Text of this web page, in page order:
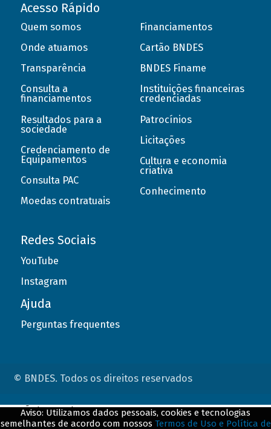
Acesso Rápido
Quem somos
Onde atuamos
Transparência
Consulta a
financiamentos
Resultados para a
sociedade
Credenciamento de
Equipamentos
Consulta PAC
Moedas contratuais
Financiamentos
Cartão BNDES
BNDES Finame
Instituições financeiras
credenciadas
Patrocínios
Licitações
Cultura e economia
criativa
Conhecimento
Redes Sociais
YouTube
Instagram
Ajuda
Perguntas frequentes
© BNDES. Todos os direitos reservados
Aviso: Utilizamos dados pessoais, cookies e tecnologias
semelhantes de acordo com nossos Termos de Uso e Política de
ConteÃºdo complementar